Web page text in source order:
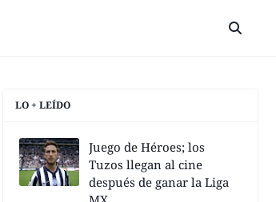
LO + LEÍDO
Juego de Héroes; los
Tuzos llegan al cine
después de ganar la Liga